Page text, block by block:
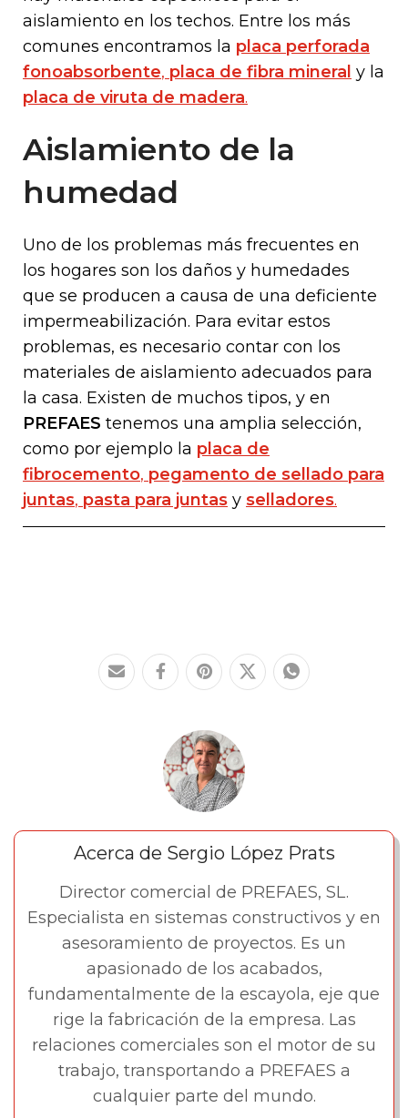
aislamiento en los techos. Entre los más
comunes encontramos la placa perforada
fonoabsorbente, placa de fibra mineral y la
placa de viruta de madera.
Aislamiento de la
humedad
Uno de los problemas más frecuentes en
los hogares son los daños y humedades
que se producen a causa de una deficiente
impermeabilización. Para evitar estos
problemas, es necesario contar con los
materiales de aislamiento adecuados para
la casa. Existen de muchos tipos, y en
PREFAES tenemos una amplia selección,
como por ejemplo la placa de
fibrocemento, pegamento de sellado para
juntas, pasta para juntas y selladores.
Acerca de Sergio López Prats
Director comercial de PREFAES, SL.
Especialista en sistemas constructivos y en
asesoramiento de proyectos. Es un
apasionado de los acabados,
fundamentalmente de la escayola, eje que
rige la fabricación de la empresa. Las
relaciones comerciales son el motor de su
trabajo, transportando a PREFAES a
cualquier parte del mundo.